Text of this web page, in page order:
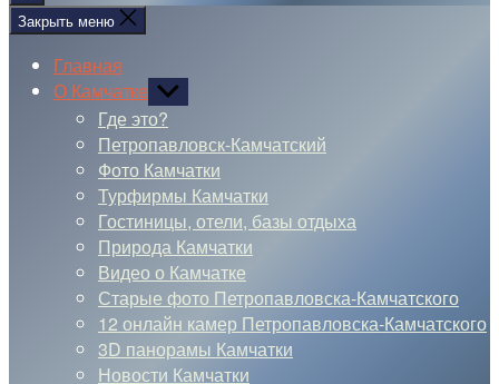
поиск
Закрыть меню
Главная
О Камчатке Показывать
подменю
Где это?
Петропавловск-Камчатский
Фото Камчатки
Турфирмы Камчатки
Гостиницы, отели, базы отдыха
Природа Камчатки
Видео о Камчатке
Старые фото Петропавловска-Камчатского
12 онлайн камер Петропавловска-Камчатского
3D панорамы Камчатки
Новости Камчатки